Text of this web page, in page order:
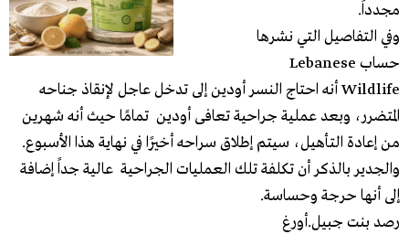
مجدداً.
وفي التفاصيل التي نشرها
حساب Lebanese
Wildlife أنه احتاج النسر أودين إلى تدخل عاجل لإنقاذ جناحه
المتضرر، وبعد عملية جراحية تعافى أودين تمامًا حيث أنه شهرين
من إعادة التأهيل، سيتم إطلاق سراحه أخيرًا في نهاية هذا الأسبوع.
والجدير بالذكر أن تكلفة تلك العمليات الجراحية عالية جداً إضافة
إلى أنها حرجة وحساسة.
رصد بنت جبيل.أورغ